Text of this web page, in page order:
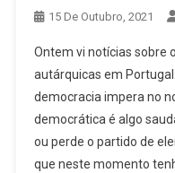
15 De Outubro, 2021
Ontem vi notícias sobre
autárquicas em
democracia impera no
democrática é algo
ou perde o partido de
que neste momento